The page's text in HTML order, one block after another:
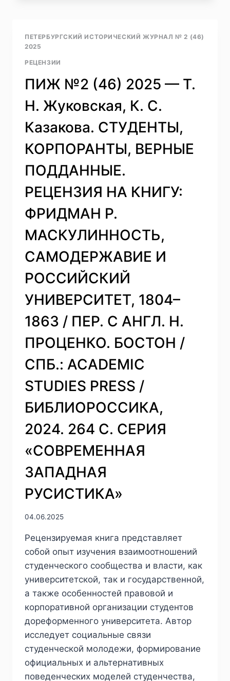
В
КУЛЬТУРЫ
ЗАРУБЕЖЬЯ.
НА
ТОЛСТОЙ
ПРОТЯЖНАЯ
СПБ.:
ЗВЕЗДА,
608
+
(72
ПЕТЕРБУРГСКИЙ ИСТОРИЧЕСКИЙ ЖУРНАЛ № 2 (46)
2025
РЕЦЕНЗИИ
ПИЖ №2 (46) 2025 — Т.
Н. Жуковская, К. С.
Казакова. СТУДЕНТЫ,
КОРПОРАНТЫ, ВЕРНЫЕ
ПОДДАННЫЕ.
РЕЦЕНЗИЯ НА КНИГУ:
ФРИДМАН Р.
МАСКУЛИННОСТЬ,
САМОДЕРЖАВИЕ И
РОССИЙСКИЙ
УНИВЕРСИТЕТ, 1804–
1863 / ПЕР. С АНГЛ. Н.
ПРОЦЕНКО. БОСТОН /
CПБ.: ACADEMIC
STUDIES PRESS /
БИБЛИОРОССИКА,
2024. 264 С. СЕРИЯ
«СОВРЕМЕННАЯ
ЗАПАДНАЯ
РУСИСТИКА»
04.06.2025
Рецензируемая книга представляет
собой опыт изучения взаимоотношений
студенческого сообщества и власти, как
университетской, так и государственной,
а также особенностей правовой и
корпоративной организации студентов
дореформенного университета. Автор
исследует социальные связи
студенческой молодежи, формирование
официальных и альтернативных
поведенческих моделей студенчества,